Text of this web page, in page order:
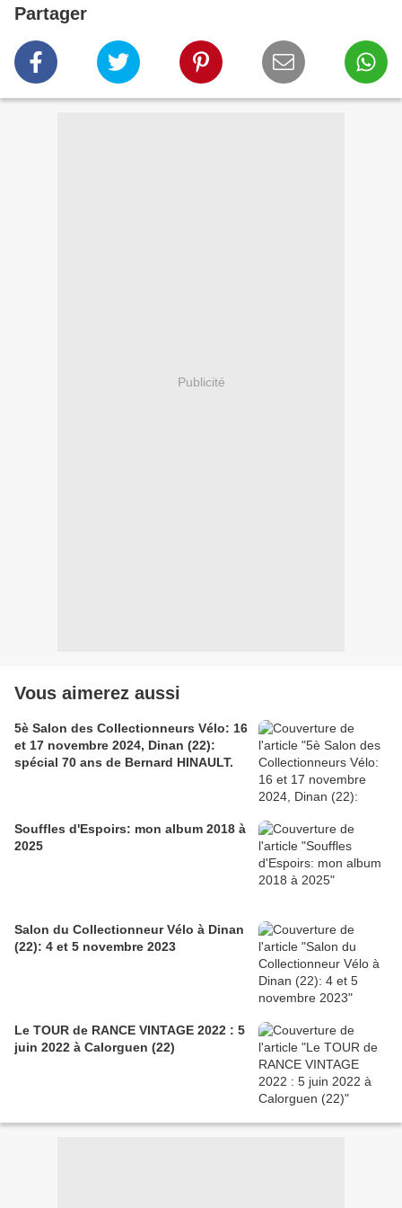
Partager
Publicité
Vous aimerez aussi
5è Salon des Collectionneurs Vélo: 16
et 17 novembre 2024, Dinan (22):
spécial 70 ans de Bernard HINAULT.
Souffles d'Espoirs: mon album 2018 à
2025
Salon du Collectionneur Vélo à Dinan
(22): 4 et 5 novembre 2023
Le TOUR de RANCE VINTAGE 2022 : 5
juin 2022 à Calorguen (22)